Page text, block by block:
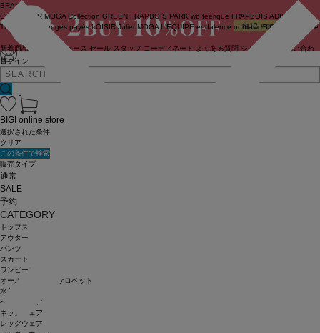
ログイン
BRAND
COUTURIER MOGA Collection GREEN FRAPBOIS PARK wb feerique FRAPBOIS ADIEU
TRISTESSE
congés payés LOISIR Julier MOGA L'EQUIPE endalence unbilanc BIGI online store
新着商品 ニュース セール スタッフ コーディネート よくある質問 ジャーナル
お問い合わ
せ
BIGI online store
選択された条件
クリア
この条件で検索
販売タイプ
通常
SALE
予約
CATEGORY
トップス
アウター
パンツ
スカート
ワンピース
オールインワン・サロペット
水着
ヘッドウェア
ネックウェア
レッグウェア